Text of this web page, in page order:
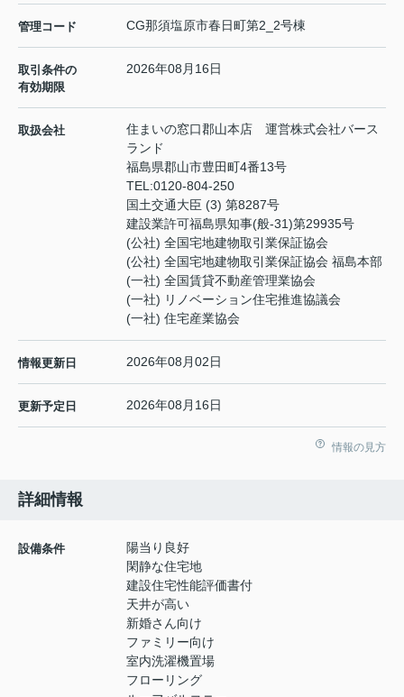
管理コード CG那須塩原市春日町第2_2号棟
取引条件の
有効期限
2026年08月16日
取扱会社
住まいの窓口郡山本店 運営株式会社バース
ランド
福島県郡山市豊田町4番13号
TEL:0120-804-250
国土交通大臣 (3) 第8287号
建設業許可福島県知事(般-31)第29935号
(公社) 全国宅地建物取引業保証協会
(公社) 全国宅地建物取引業保証協会 福島本部
(一社) 全国賃貸不動産管理業協会
(一社) リノベーション住宅推進協議会
(一社) 住宅産業協会
情報更新日 2026年08月02日
更新予定日 2026年08月16日
情報の見方
詳細情報
設備条件
陽当り良好
閑静な住宅地
建設住宅性能評価書付
天井が高い
新婚さん向け
ファミリー向け
室内洗濯機置場
フローリング